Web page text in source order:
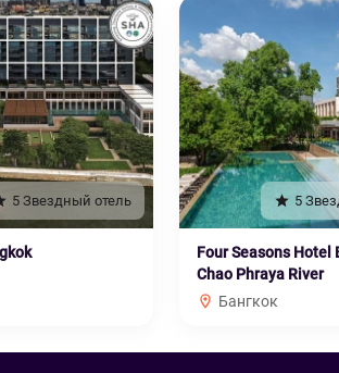
5 Звездный отель 5
Four Seasons Hotel
Chao Phraya River
Бангкок